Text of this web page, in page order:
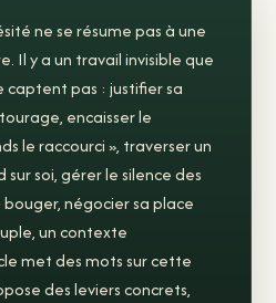
ne se résume pas à une
Il y a un travail invisible que
captent pas : justifier sa
encaisser le
le raccourci », traverser un
soi, gérer le silence des
négocier sa place
un contexte
met des mots sur cette
des leviers concrets,